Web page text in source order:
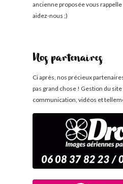
ancienne proposée vous
aidez-nous ;)
Nos partenaires
Ci après, nos précieux
pas grand chose ! Gestion du
communication, vidéos et